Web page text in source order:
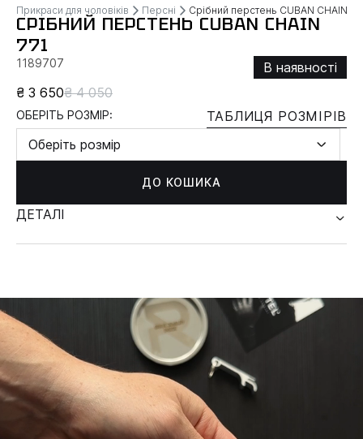
Прикраси для чоловіків Персні Срібний перстень CUBAN CHAIN
СРІБНИЙ ПЕРСТЕНЬ CUBAN CHAIN
771
1189707
В наявності
₴ 3 650₴ 4 050
ОБЕРІТЬ РОЗМІР:
ТАБЛИЦЯ РОЗМІРІВ
Оберіть розмір
ДО КОШИКА
ДЕТАЛІ